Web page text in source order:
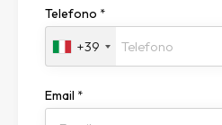
Telefono *
+39
Email *